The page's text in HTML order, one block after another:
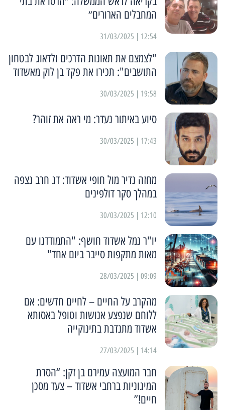
המחבלים הארורים״
12:54 | 31/03/2025
"לצמצם את תאונות הדרכים ולדאוג לבטחון
התושבים": תכירו את פקד בן לוק מאשדוד
19:58 | 30/03/2025
סיוע באיתור נעדר: מי ראה את זוהר?
17:43 | 30/03/2025
מחזה נדיר מול חופי אשדוד: דג חרב נצפה
במהלך סקר דולפינים
12:10 | 30/03/2025
יו"ר נמל אשדוד חושף: "התמודדנו עם
מאות מתקפות סייבר ביום אחד"
09:09 | 28/03/2025
מהקרב על החיים – לחיים חדשים: אם
ללוחם שנפצע אנושות וטופל באסותא
אשדוד מתנדבת בתינוקייה
14:14 | 27/03/2025
חבר המועצה עמירם בן זקן: “הסרת
המיגוניות ברחבי אשדוד – צעד מסכן
חיים!”